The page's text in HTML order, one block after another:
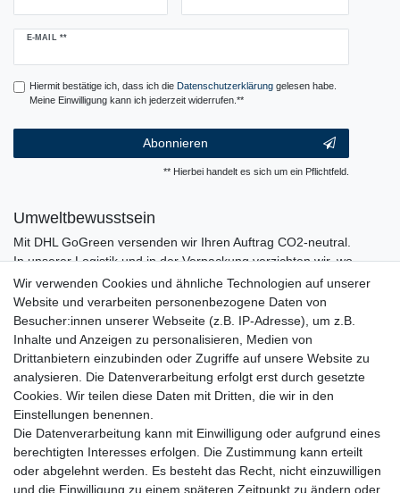
E-MAIL **
Newsletter
Hiermit bestätige ich, dass ich die Daten­schutz­erklärunggelesen habe.
Meine Einwilligung kann ich jederzeit widerrufen.**
Abonnieren
** Hierbei handelt es sich um ein Pflichtfeld.
Umweltbewusstsein
Mit DHL GoGreen versenden wir Ihren Auftrag CO2-neutral.
In unserer Logistik und in der Verpackung verzichten wir, wo
immer es möglich ist, auf den Einsatz von Kunststoffen und
Plastik.
Wir verwenden Cookies und ähnliche Technologien auf unserer
Website und verarbeiten personenbezogene Daten von
Besucher:innen unserer Webseite (z.B. IP-Adresse), um z.B.
Inhalte und Anzeigen zu personalisieren, Medien von
Drittanbietern einzubinden oder Zugriffe auf unsere Website zu
analysieren. Die Datenverarbeitung erfolgt erst durch gesetzte
Cookies. Wir teilen diese Daten mit Dritten, die wir in den
Einstellungen benennen.
Die Datenverarbeitung kann mit Einwilligung oder aufgrund eines
berechtigten Interesses erfolgen. Die Zustimmung kann erteilt
oder abgelehnt werden. Es besteht das Recht, nicht einzuwilligen
und die Einwilligung zu einem späteren Zeitpunkt zu ändern oder